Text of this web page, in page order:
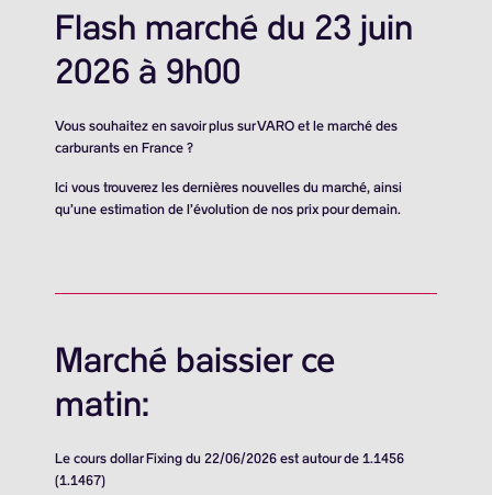
Flash marché du 23 juin
2026 à 9h00
Vous souhaitez en savoir plus sur VARO et le marché des
carburants en France ?
Ici vous trouverez les dernières nouvelles du marché, ainsi
qu’une estimation de l’évolution de nos prix pour demain.
Marché baissier ce
matin:
Le cours dollar Fixing du 22/06/2026 est autour de 1.1456
(1.1467)